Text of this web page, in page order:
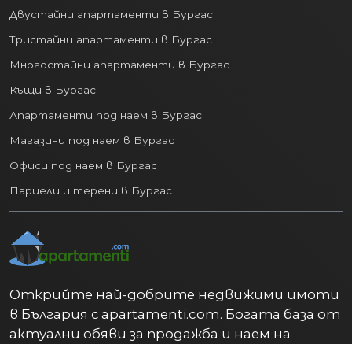
Двустайни апартаменти в Бургас
Тристайни апартаменти в Бургас
Многостайни апартаменти в Бургас
Къщи в Бургас
Апартаменти под наем в Бургас
Магазини под наем в Бургас
Офиси под наем в Бургас
Парцели и терени в Бургас
Открийте най-добрите недвижими имоти
в България с apartamenti.com. Богата база от
актуални обяви за продажба и наем на